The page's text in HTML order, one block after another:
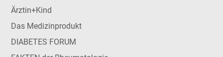
Ärztin+Kind
Das Medizinprodukt
DIABETES FORUM